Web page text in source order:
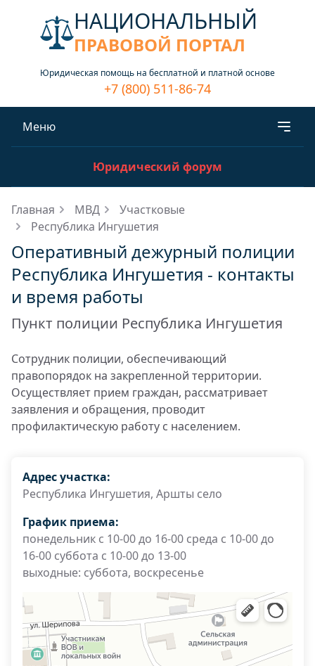
НАЦИОНАЛЬНЫЙ
ПРАВОВОЙ ПОРТАЛ
Юридическая помощь на бесплатной и платной основе
+7 (800) 511-86-74
Меню
Юридический форум
Главная МВД
Участковые
Республика Ингушетия
Оперативный дежурный полиции
Республика Ингушетия - контакты
и время работы
Пункт полиции Республика Ингушетия
Сотрудник полиции, обеспечивающий
правопорядок на закрепленной территории.
Осуществляет прием граждан, рассматривает
заявления и обращения, проводит
профилактическую работу с населением.
Адрес участка:
Республика Ингушетия, Аршты село
График приема:
понедельник с 10-00 до 16-00 среда с 10-00 до
16-00 суббота с 10-00 до 13-00
выходные: суббота, воскресенье